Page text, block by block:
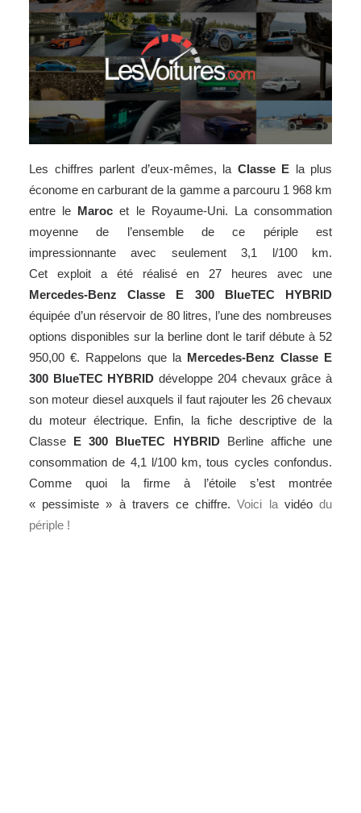
Les chiffres parlent d’eux-mêmes, la Classe E la plus
économe en carburant de la gamme a parcouru 1 968 km
entre le Maroc et le Royaume-Uni. La consommation
moyenne de l’ensemble de ce périple est
impressionnante avec seulement 3,1 l/100 km.
Cet exploit a été réalisé en 27 heures avec une
Mercedes-Benz
Classe E 300 BlueTEC HYBRID
équipée d’un réservoir de 80 litres, l’une des nombreuses
options disponibles sur la berline dont le tarif débute à 52
950,00 €. Rappelons que la Mercedes-Benz Classe E
300 BlueTEC HYBRID développe 204 chevaux grâce à
son moteur diesel auxquels il faut rajouter les 26 chevaux
du moteur électrique. Enfin, la fiche descriptive de la
Classe E 300 BlueTEC HYBRIDBerline affiche une
consommation de 4,1 l/100 km, tous cycles confondus.
Comme quoi la firme à l’étoile s’est montrée
« pessimiste » à travers ce chiffre.Voici la vidéodu
périple !